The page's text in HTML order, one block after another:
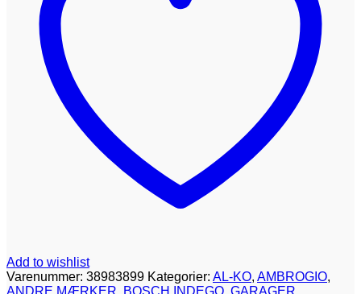
Add to wishlist
Varenummer: 38983899 Kategorier: AL-KO, AMBROGIO,
ANDRE MÆRKER, BOSCH INDEGO, GARAGER,